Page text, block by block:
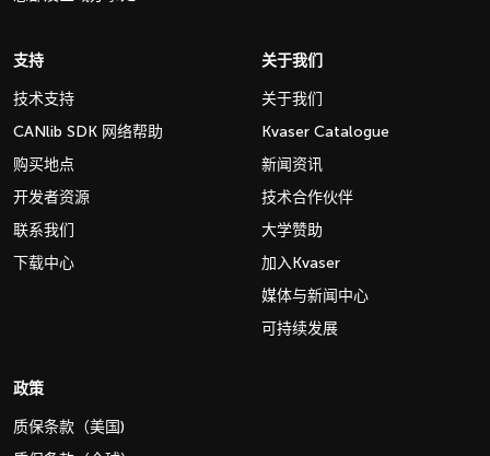
支持
技术支持
CANlib SDK 网络帮助
购买地点
开发者资源
联系我们
下载中心
关于我们
关于我们
Kvaser Catalogue
新闻资讯
技术合作伙伴
大学赞助
加入Kvaser
媒体与新闻中心
可持续发展
政策
质保条款（美国)